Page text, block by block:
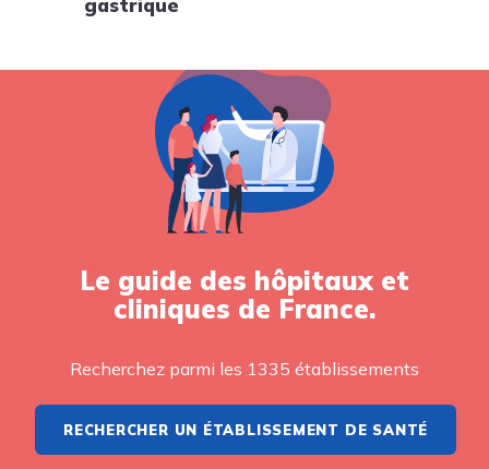
gastrique
Le guide des hôpitaux et
cliniques de France.
Recherchez parmi les 1335 établissements
RECHERCHER UN ÉTABLISSEMENT DE SANTÉ